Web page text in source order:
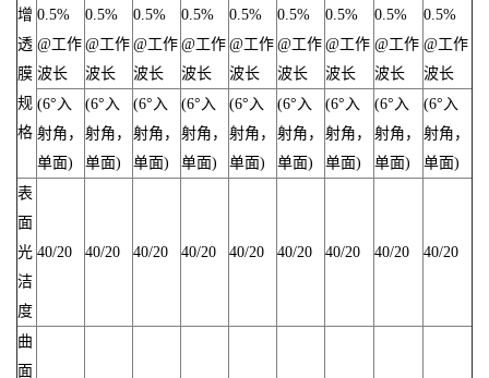
增
透
膜
规
格
0.5%
@工作
波长
0.5%
@工作
波长
0.5%
@工作
波长
0.5%
@工作
波长
0.5%
@工作
波长
0.5%
@工作
波长
0.5%
@工作
波长
0.5%
@工作
波长
0.5%
@工作
波长
(6°入
射角，
单面)
(6°入
射角，
单面)
(6°入
射角，
单面)
(6°入
射角，
单面)
(6°入
射角，
单面)
(6°入
射角，
单面)
(6°入
射角，
单面)
(6°入
射角，
单面)
(6°入
射角，
单面)
表
面
光
洁
度
40/20 40/20 40/20 40/20 40/20 40/20 40/20 40/20 40/20
曲
面